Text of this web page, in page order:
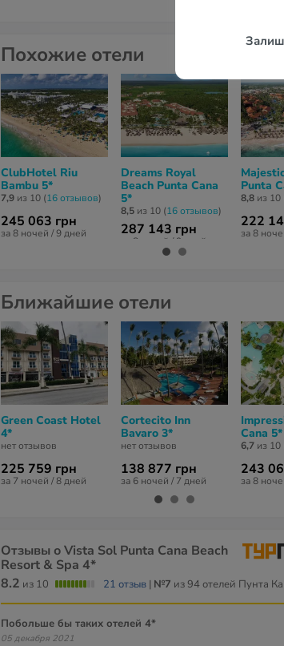
Похожие отели
ClubHotel Riu
Bambu 5*
7,9 из 10 (16 отзывов)
245 063 грн
за 8 ночей / 9 дней
Dreams Royal
Beach Punta Cana
5*
8,5 из 10 (16 отзывов)
287 143 грн
за 8 ночей / 9 дней
Punta
8,8 из 10
222
за 8
Ближайшие отели
Green Coast Hotel
4*
нет отзывов
225 759 грн
за 7 ночей / 8 дней
Cortecito Inn
Bavaro 3*
нет отзывов
138 877 грн
за 6 ночей / 7 дней
Cana 5*
6,7 из 10
243
за 8
Отзывы о Vista Sol Punta Cana Beach
Resort & Spa 4*
8.2 из 10 21 отзыв | №7 из 94 отелей Пунта
Побольше бы таких отелей 4*
05 декабря 2021